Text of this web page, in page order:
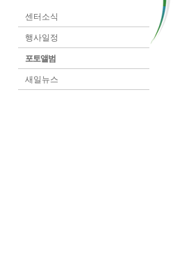
센터소식
행사일정
포토앨범
새일뉴스